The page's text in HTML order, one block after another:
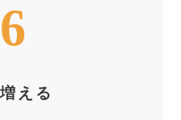
える